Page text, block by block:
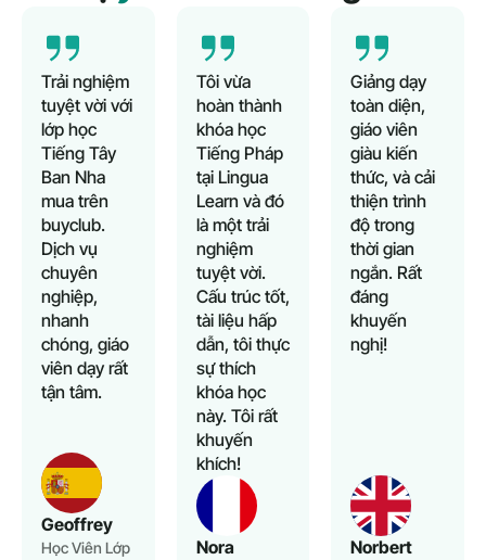
Geoffrey
Học Viên Lớp
Trải nghiệm
tuyệt vời với
lớp học
Tiếng Tây
Ban Nha
mua trên
buyclub.
Dịch vụ
chuyên
nghiệp,
nhanh
chóng, giáo
viên dạy rất
tận tâm.
Nora
Tôi vừa
hoàn thành
khóa học
Tiếng Pháp
tại Lingua
Learn và đó
là một trải
nghiệm
tuyệt vời.
Cấu trúc tốt,
tài liệu hấp
dẫn, tôi thực
sự thích
khóa học
này. Tôi rất
khuyến
khích!
Norbert
Giảng dạy
toàn diện,
giáo viên
giàu kiến
thức, và cải
thiện trình
độ trong
thời gian
ngắn. Rất
đáng
khuyến
nghị!